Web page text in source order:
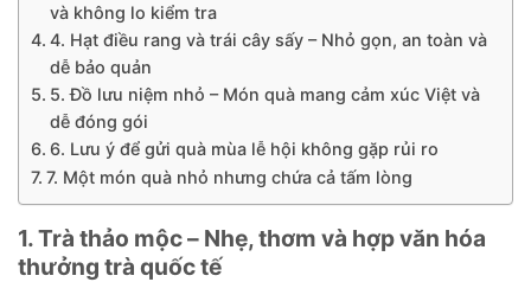
và không lo kiểm tra
4. Hạt điều rang và trái cây sấy – Nhỏ gọn, an toàn và
dễ bảo quản
5. Đồ lưu niệm nhỏ – Món quà mang cảm xúc Việt và
dễ đóng gói
6. Lưu ý để gửi quà mùa lễ hội không gặp rủi ro
7. Một món quà nhỏ nhưng chứa cả tấm lòng
1. Trà thảo mộc – Nhẹ, thơm và hợp văn hóa
thưởng trà quốc tế